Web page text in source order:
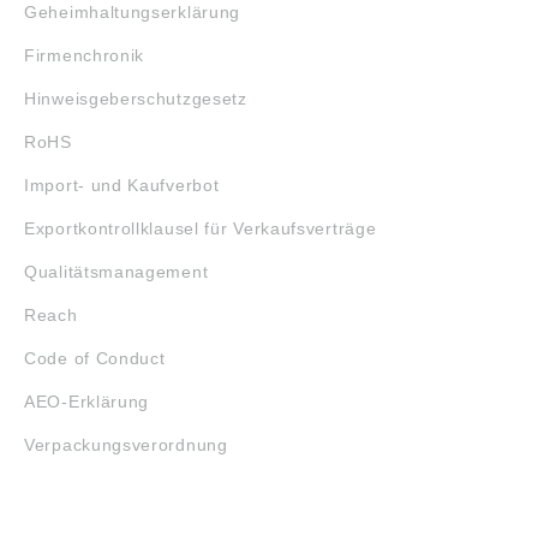
Geheimhaltungserklärung
Firmenchronik
Hinweisgeberschutzgesetz
RoHS
Import- und Kaufverbot
Exportkontrollklausel für Verkaufsverträge
Qualitätsmanagement
Reach
Code of Conduct
AEO-Erklärung
Verpackungsverordnung